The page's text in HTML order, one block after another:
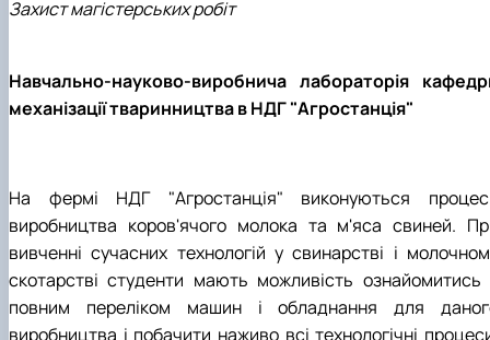
Захист магістерських робіт
Навчально-науково-виробнича лабораторія
механізації тваринництва в НДГ "Агростанція"
На фермі НДГ "Агростанція" виконуються
виробництва коров'ячого молока та м'яса свиней.
вивченні сучасних технологій у свинарстві і
скотарстві студенти мають можливість ознайомитись
повним переліком машин і обладнання для
виробництва і побачити наживо всі технологічні